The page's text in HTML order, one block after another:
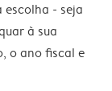
escolha - seja
à sua
o ano fiscal e